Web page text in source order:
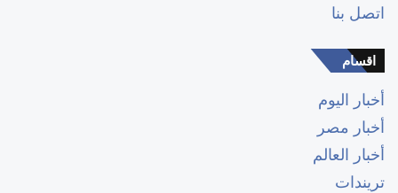
اتصل بنا
اقسام
أخبار اليوم
أخبار مصر
أخبار العالم
تريندات